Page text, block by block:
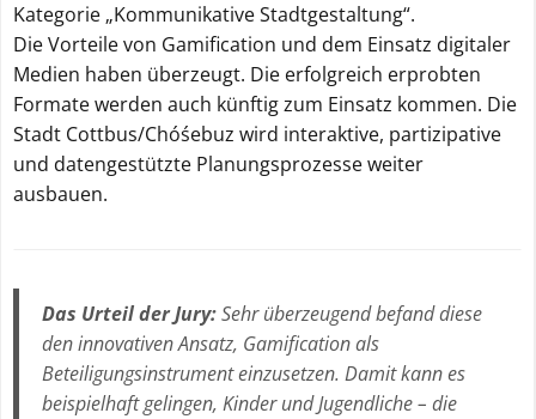
Kategorie „Kommunikative Stadtgestaltung“.
Die Vorteile von Gamification und dem Einsatz digitaler
Medien haben überzeugt. Die erfolgreich erprobten
Formate werden auch künftig zum Einsatz kommen. Die
Stadt Cottbus/Chóśebuz wird interaktive, partizipative
und datengestützte Planungsprozesse weiter
ausbauen.
Das Urteil der Jury:Sehr überzeugend befand diese
den innovativen Ansatz, Gamification als
Beteiligungsinstrument einzusetzen. Damit kann es
beispielhaft gelingen, Kinder und Jugendliche – die